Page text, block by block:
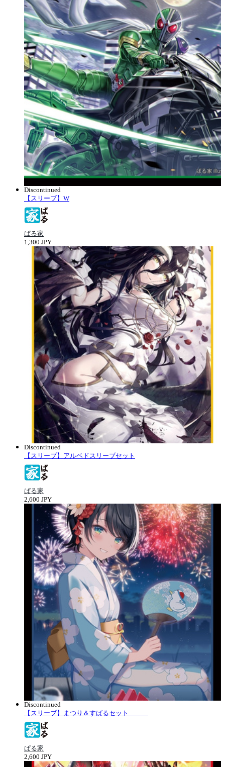
Discontinued
【スリーブ】W
ぱる家
1,300 JPY
Discontinued
【スリーブ】アルベドスリーブセット
ぱる家
2,600 JPY
Discontinued
【スリーブ】まつり＆すばるセット
ぱる家
2,600 JPY